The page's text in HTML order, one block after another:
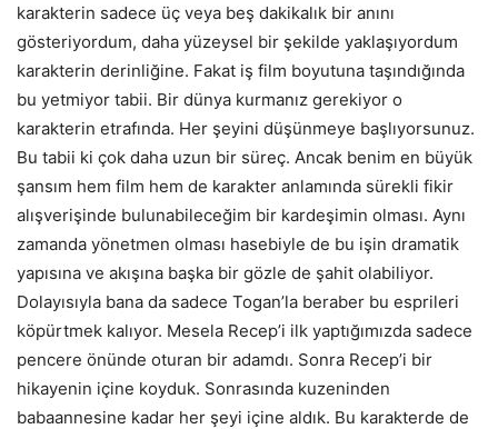
karakterin sadece üç veya beş dakikalık bir anını
gösteriyordum, daha yüzeysel bir şekilde yaklaşıyordum
karakterin derinliğine. Fakat iş film boyutuna taşındığında
bu yetmiyor tabii. Bir dünya kurmanız gerekiyor o
karakterin etrafında. Her şeyini düşünmeye başlıyorsunuz.
Bu tabii ki çok daha uzun bir süreç. Ancak benim en büyük
şansım hem film hem de karakter anlamında sürekli fikir
alışverişinde bulunabileceğim bir kardeşimin olması. Aynı
zamanda yönetmen olması hasebiyle de bu işin dramatik
yapısına ve akışına başka bir gözle de şahit olabiliyor.
Dolayısıyla bana da sadece Togan’la beraber bu esprileri
köpürtmek kalıyor. Mesela Recep’i ilk yaptığımızda sadece
pencere önünde oturan bir adamdı. Sonra Recep’i bir
hikayenin içine koyduk. Sonrasında kuzeninden
babaannesine kadar her şeyi içine aldık. Bu karakterde de